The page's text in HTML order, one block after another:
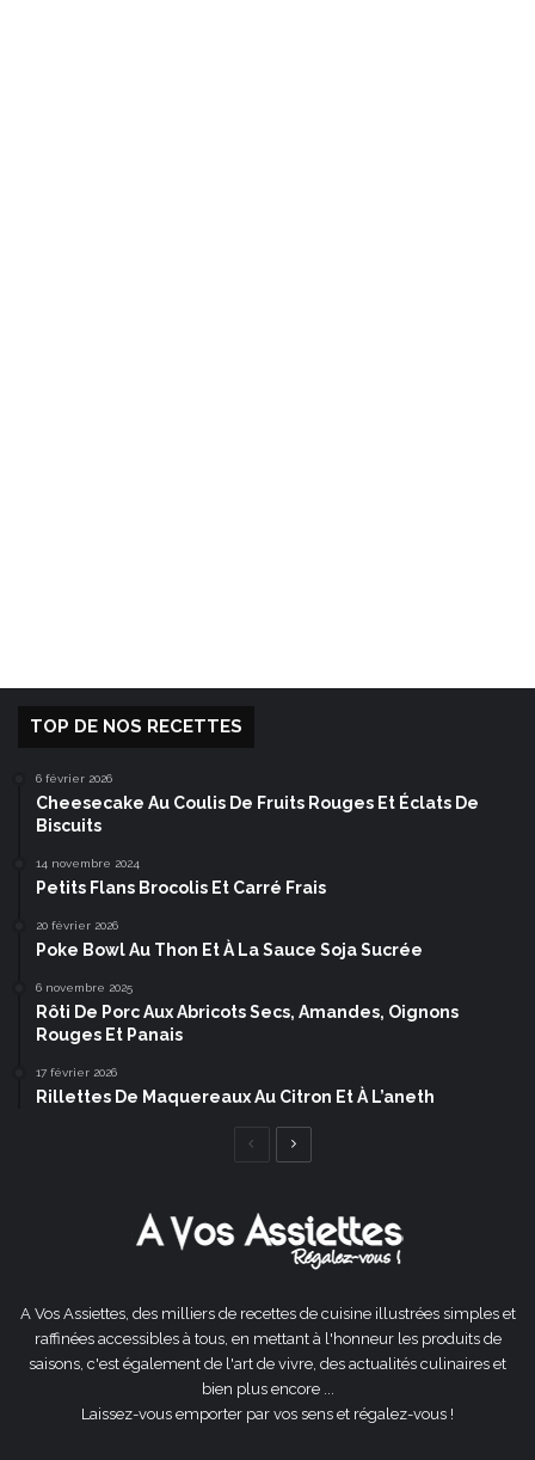
TOP DE NOS RECETTES
6 février 2026
Cheesecake Au Coulis De Fruits Rouges Et Éclats De
Biscuits
14 novembre 2024
Petits Flans Brocolis Et Carré Frais
20 février 2026
Poke Bowl Au Thon Et À La Sauce Soja Sucrée
6 novembre 2025
Rôti De Porc Aux Abricots Secs, Amandes, Oignons
Rouges Et Panais
17 février 2026
Rillettes De Maquereaux Au Citron Et À L’aneth
Page
A Vos Assiettes, des milliers de recettes de cuisine illustrées simples et
raffinées accessibles à tous, en mettant à l'honneur les produits de
saisons, c'est également de l'art de vivre, des actualités culinaires et
bien plus encore ...
Laissez-vous emporter par vos sens et régalez-vous !